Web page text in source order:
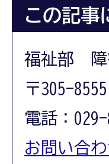
この記事
福祉部 障
〒305-
電話：
お問い合